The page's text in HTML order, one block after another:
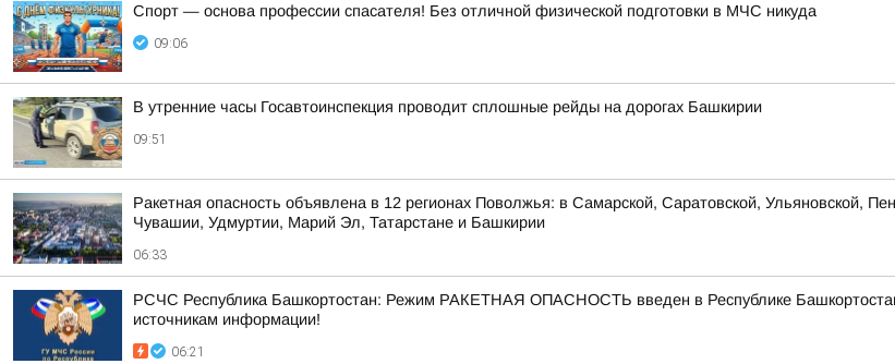
Спорт — основа профессии спасателя! Без отличной физической подготовки в МЧС никуда
09:06
В утренние часы Госавтоинспекция проводит сплошные рейды на дорогах Башкирии
09:51
Ракетная опасность объявлена в 12 регионах Поволжья: в Самарской, Саратовской, Ульяновской,
Чувашии, Удмуртии, Марий Эл, Татарстане и Башкирии
06:33
РСЧС Республика Башкортостан: Режим РАКЕТНАЯ ОПАСНОСТЬ введен в Республике
источникам информации!
06:21